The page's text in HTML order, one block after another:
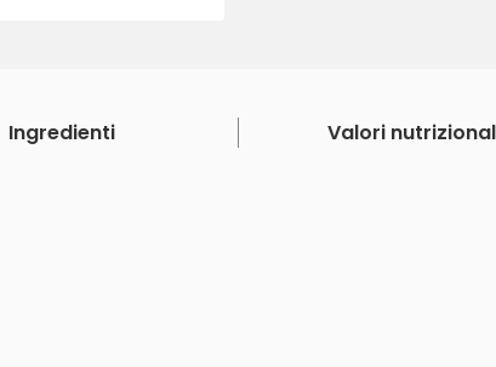
Ingredienti Valori